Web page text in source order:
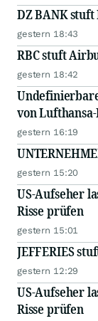
DZ BANK stuft
gestern 18:43
RBC stuft
gestern 18:42
von
gestern 16:19
gestern 15:20
US-Aufseher
Risse prüfen
gestern 15:01
JEFFERIES
gestern 12:29
US-Aufseher
Risse prüfen